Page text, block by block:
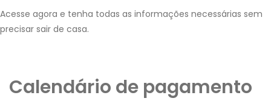
Acesse agora e tenha todas as informações necessárias sem
precisar sair de casa. ​
Calendário de pagamento